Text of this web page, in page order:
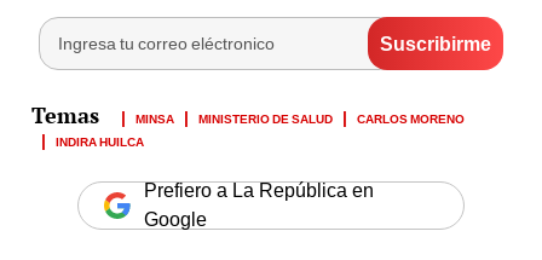
MINSA MINISTERIO DE SALUD
CARLOS MORENO
INDIRA HUILCA
Prefiero a La República en
Google